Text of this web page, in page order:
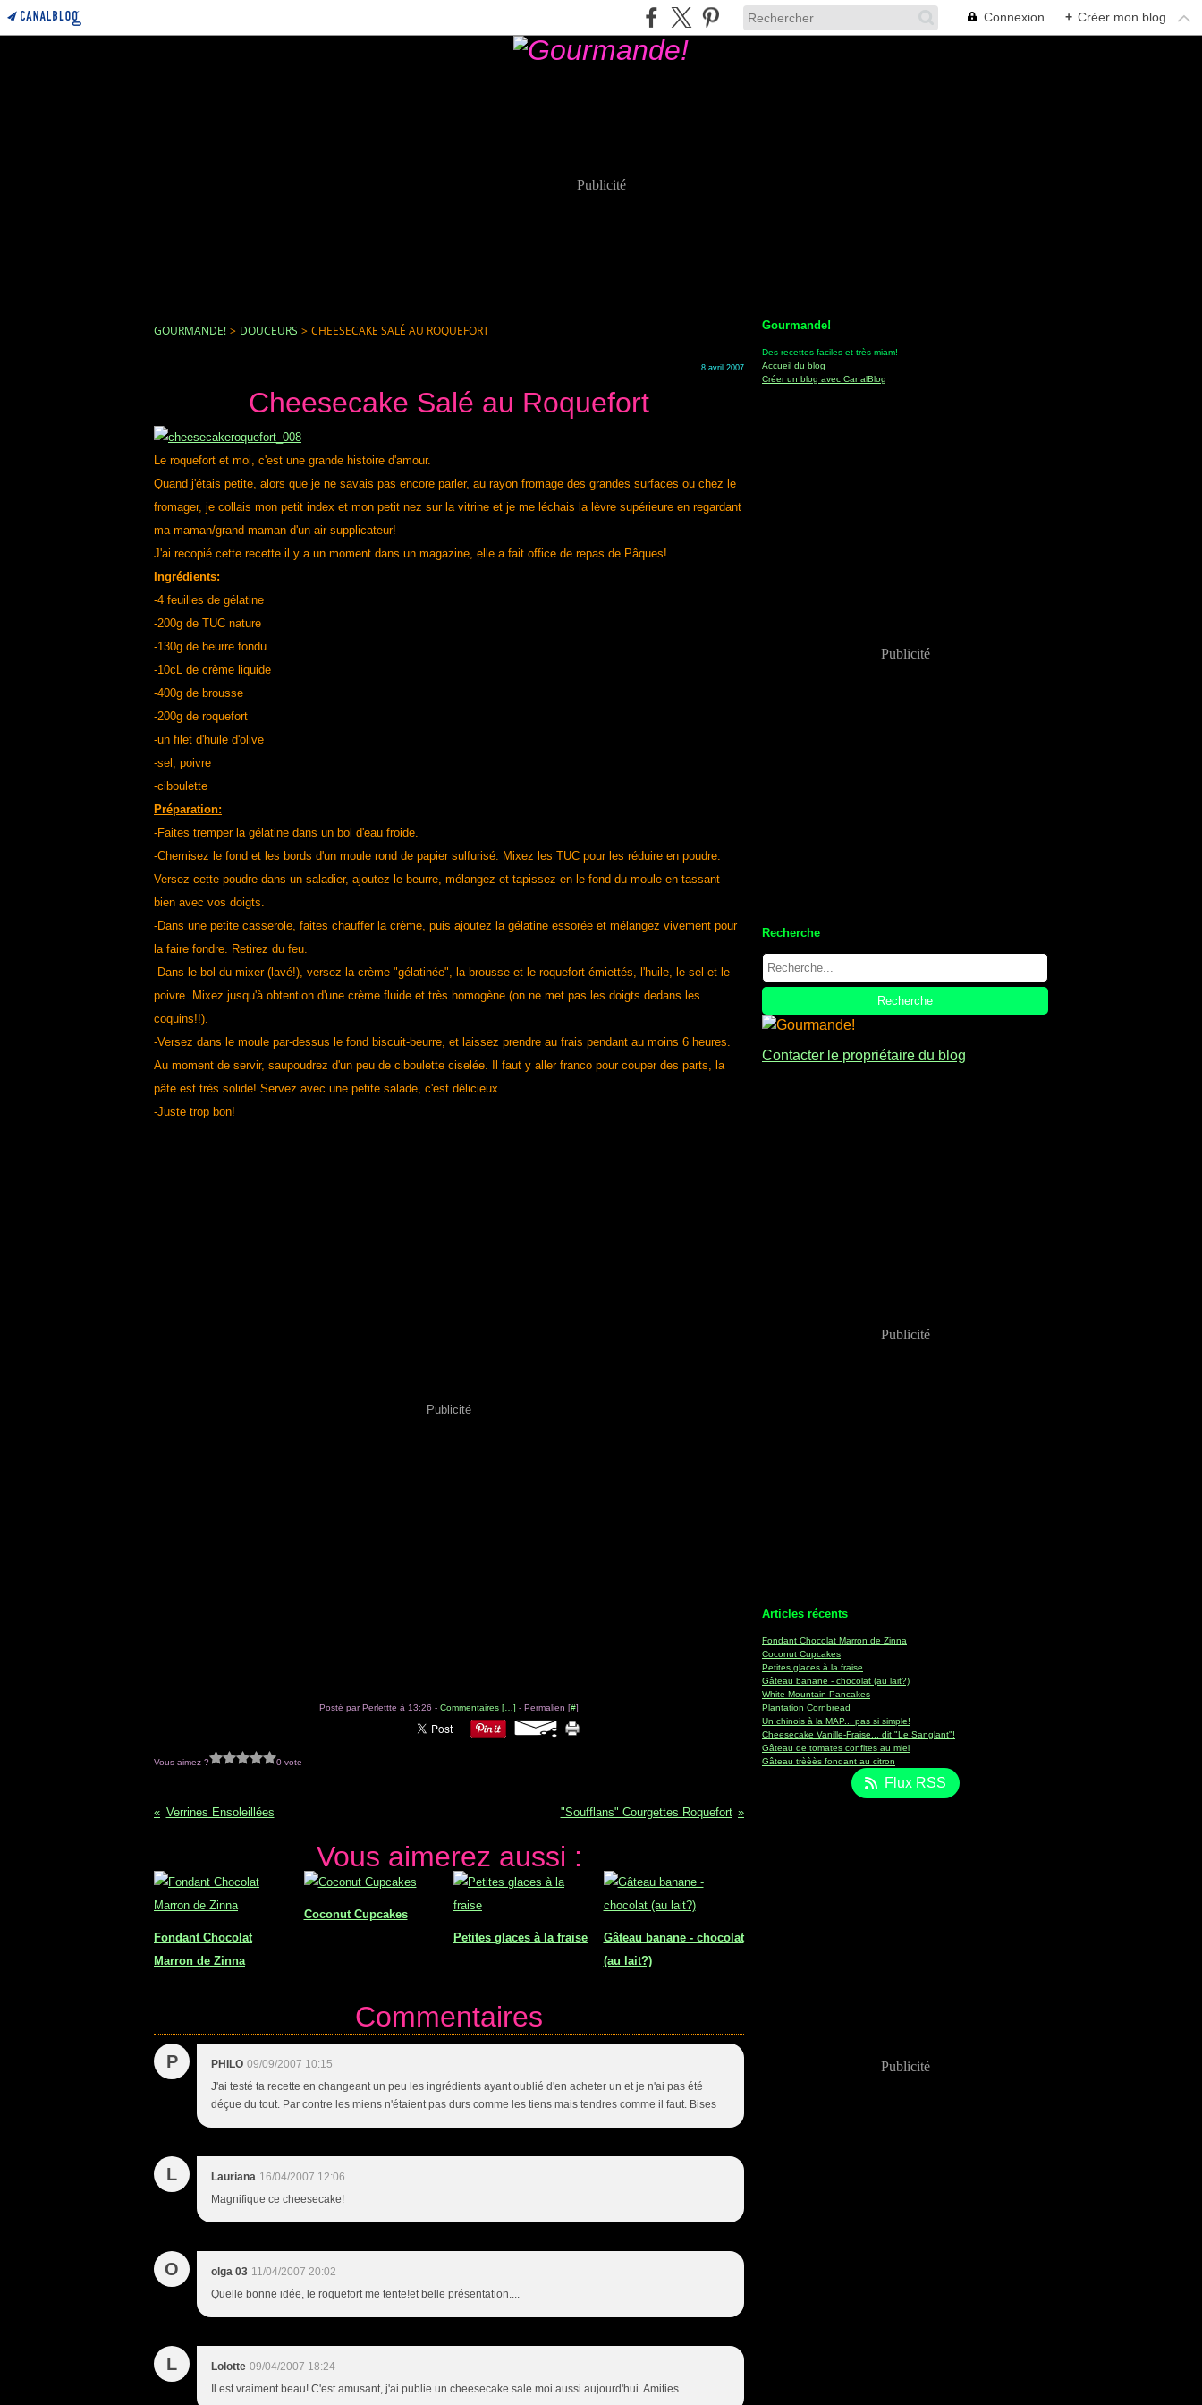
Connexion + Créer mon blog
Publicité
GOURMANDE! > DOUCEURS > CHEESECAKE SALÉ AU ROQUEFORT
8 avril 2007
Cheesecake Salé au Roquefort
Le roquefort et moi, c'est une grande histoire d'amour.
Quand j'étais petite, alors que je ne savais pas encore parler, au rayon fromage des grandes surfaces ou chez le
fromager, je collais mon petit index et mon petit nez sur la vitrine et je me léchais la lèvre supérieure en regardant
ma maman/grand-maman d'un air supplicateur!
J'ai recopié cette recette il y a un moment dans un magazine, elle a fait office de repas de Pâques!
Ingrédients:
-4 feuilles de gélatine
-200g de TUC nature
-130g de beurre fondu
-10cL de crème liquide
-400g de brousse
-200g de roquefort
-un filet d'huile d'olive
-sel, poivre
-ciboulette
Préparation:
-Faites tremper la gélatine dans un bol d'eau froide.
-Chemisez le fond et les bords d'un moule rond de papier sulfurisé. Mixez les TUC pour les réduire en poudre.
Versez cette poudre dans un saladier, ajoutez le beurre, mélangez et tapissez-en le fond du moule en tassant
bien avec vos doigts.
-Dans une petite casserole, faites chauffer la crème, puis ajoutez la gélatine essorée et mélangez vivement pour
la faire fondre. Retirez du feu.
-Dans le bol du mixer (lavé!), versez la crème "gélatinée", la brousse et le roquefort émiettés, l'huile, le sel et le
poivre. Mixez jusqu'à obtention d'une crème fluide et très homogène (on ne met pas les doigts dedans les
coquins!!).
-Versez dans le moule par-dessus le fond biscuit-beurre, et laissez prendre au frais pendant au moins 6 heures.
Au moment de servir, saupoudrez d'un peu de ciboulette ciselée. Il faut y aller franco pour couper des parts, la
pâte est très solide! Servez avec une petite salade, c'est délicieux.
-Juste trop bon!
Publicité
Posté par Perlettte à 13:26 - Commentaires [ ] - Permalien [#]
Vous aimez ? 0 vote
Verrines Ensoleillées "Soufflans" Courgettes Roquefort
Vous aimerez aussi :
Fondant Chocolat
Marron de Zinna
Coconut Cupcakes
Petites glaces à la fraise
Gâteau banane - chocolat
(au lait?)
Commentaires
P PHILO 09/09/2007 10:15
J'ai testé ta recette en changeant un peu les ingrédients ayant oublié d'en acheter un et je n'ai pas été
déçue du tout. Par contre les miens n'étaient pas durs comme les tiens mais tendres comme il faut. Bises
L Lauriana 16/04/2007 12:06
Magnifique ce cheesecake!
O olga 03 11/04/2007 20:02
Quelle bonne idée, le roquefort me tente!et belle présentation....
L Lolotte 09/04/2007 18:24
Il est vraiment beau! C'est amusant, j'ai publie un cheesecake sale moi aussi aujourd'hui. Amities.
Gourmande!
Des recettes faciles et très miam!
Accueil du blog
Créer un blog avec CanalBlog
Publicité
Recherche
Contacter le propriétaire du blog
Publicité
Articles récents
Fondant Chocolat Marron de Zinna
Coconut Cupcakes
Petites glaces à la fraise
Gâteau banane - chocolat (au lait?)
White Mountain Pancakes
Plantation Cornbread
Un chinois à la MAP... pas si simple!
Cheesecake Vanille-Fraise... dit "Le Sanglant"!
Gâteau de tomates confites au miel
Gâteau trèèès fondant au citron
Flux RSS
Publicité